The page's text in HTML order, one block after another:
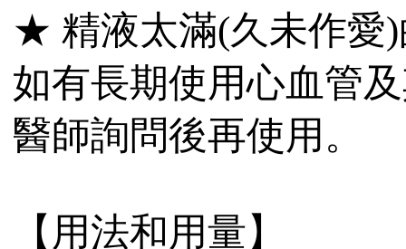
★ 精液太滿(久未作愛
如有長期使用心血管
醫師詢問後再使用。
【用法和用量】